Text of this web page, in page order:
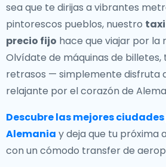
sea que te dirijas a vibrantes
pintorescos pueblos, nuestro
precio fijo hace que viajar por la
Olvídate de máquinas de
retrasos — simplemente disfruta
relajante por el corazón de
Descubre las mejores
Alemania y deja que tu próxima
con un cómodo transfer de